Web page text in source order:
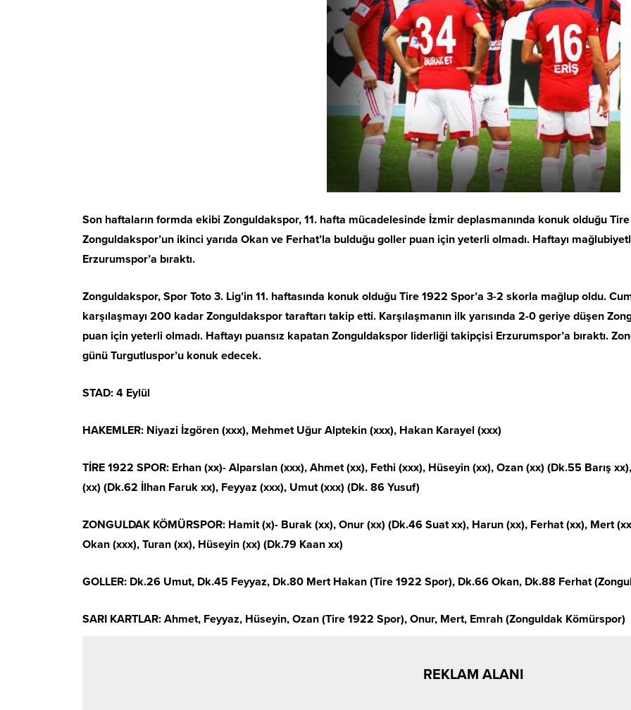
Son haftaların formda ekibi Zonguldakspor, 11. hafta mücadelesinde İzmir deplasmanında konuk olduğu
Zonguldakspor’un ikinci yarıda Okan ve Ferhat’la bulduğu goller puan için yeterli olmadı. Haftayı
Erzurumspor’a bıraktı.
Zonguldakspor, Spor Toto 3. Lig’in 11. haftasında konuk olduğu Tire 1922 Spor’a 3-2 skorla mağlup oldu.
karşılaşmayı 200 kadar Zonguldakspor taraftarı takip etti. Karşılaşmanın ilk yarısında 2-0 geriye düşen
puan için yeterli olmadı. Haftayı puansız kapatan Zonguldakspor liderliği takipçisi Erzurumspor’a bıraktı.
günü Turgutluspor’u konuk edecek.
STAD: 4 Eylül
HAKEMLER: Niyazi İzgören (xxx), Mehmet Uğur Alptekin (xxx), Hakan Karayel (xxx)
TİRE 1922 SPOR: Erhan (xx)- Alparslan (xxx), Ahmet (xx), Fethi (xxx), Hüseyin (xx), Ozan (xx) (Dk.55 Barış
(xx) (Dk.62 İlhan Faruk xx), Feyyaz (xxx), Umut (xxx) (Dk. 86 Yusuf)
ZONGULDAK KÖMÜRSPOR: Hamit (x)- Burak (xx), Onur (xx) (Dk.46 Suat xx), Harun (xx), Ferhat (xx), Mert
Okan (xxx), Turan (xx), Hüseyin (xx) (Dk.79 Kaan xx)
GOLLER: Dk.26 Umut, Dk.45 Feyyaz, Dk.80 Mert Hakan (Tire 1922 Spor), Dk.66 Okan, Dk.88 Ferhat
SARI KARTLAR: Ahmet, Feyyaz, Hüseyin, Ozan (Tire 1922 Spor), Onur, Mert, Emrah (Zonguldak Kömürspor)
REKLAM ALANI